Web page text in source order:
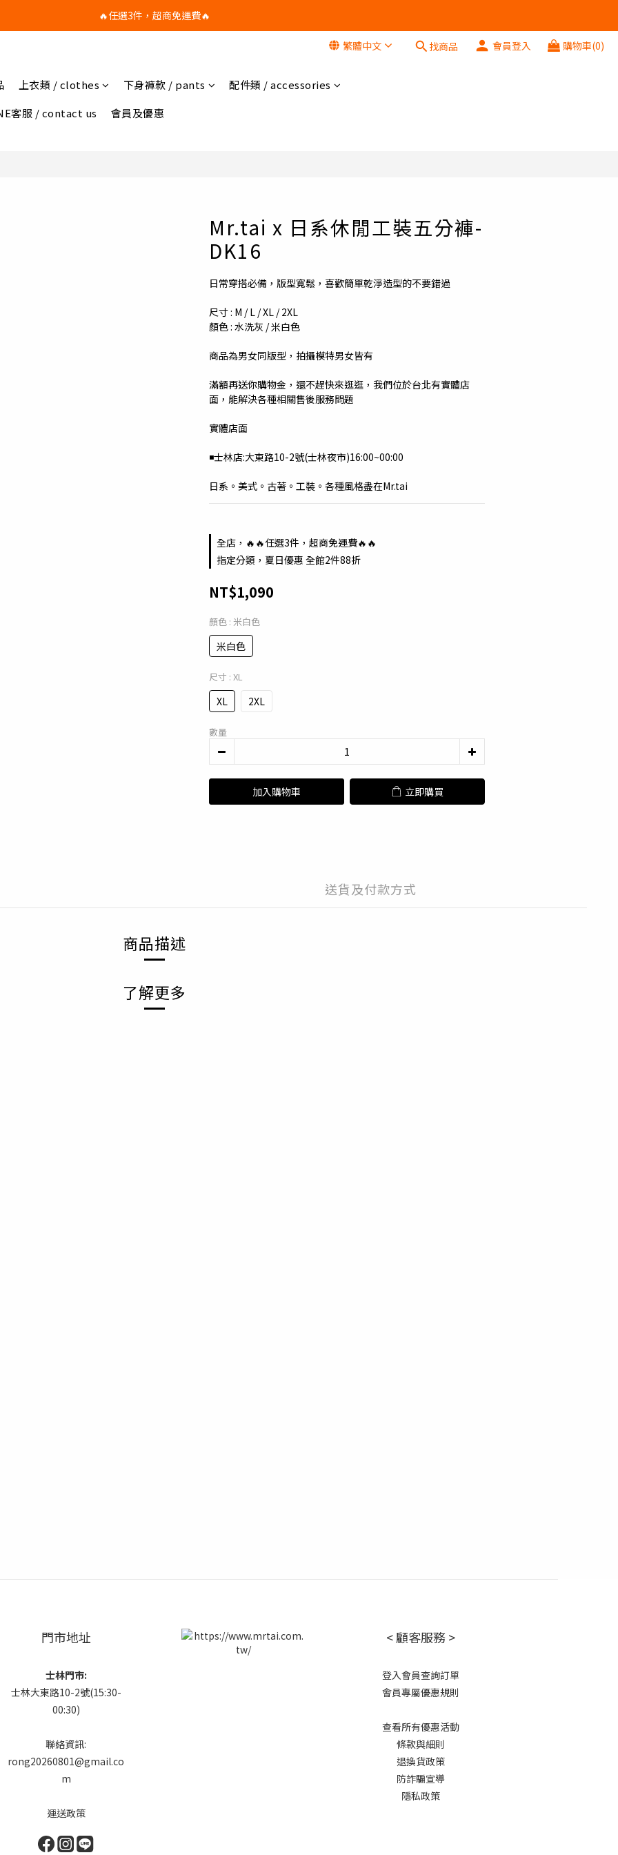
🔥任選3件，超商免運費🔥
🔥任選3件，超商免運費🔥
🔥任選3件，超商免運費🔥
繁體中文 找商品 會員登入 購物車(0)
上衣類 / clothes 下身褲款 / pants
配件類 / accessories
客服 / contact us
會員及優惠
Mr.tai x 日系休閒工裝五分褲-
DK16
日常穿搭必備，版型寬鬆，喜歡簡單乾淨造型的不要錯過
尺寸 : M / L / XL / 2XL
顏色 : 水洗灰 / 米白色
商品為男女同版型，拍攝模特男女皆有
滿額再送你購物金，還不趕快來逛逛，我們位於台北有實體店
面，能解決各種相關售後服務問題
實體店面
◾️士林店:大東路10-2號(士林夜市)16:00~00:00
日系。美式。古著。工裝。各種風格盡在Mr.tai
全店，🔥🔥任選3件，超商免運費🔥🔥
指定分類，夏日優惠 全館2件88折
NT$1,090
顏色 : 米白色
米白色
尺寸 : XL
XL 2XL
數量
加入購物車 立即購買
送貨及付款方式
商品描述
了解更多
立即購買
門市地址
士林門市:
士林大東路10-2號(15:30-
00:30)
聯絡資訊:
rong20260801@gmail.co
m
運送政策
< 顧客服務 >
登入會員查詢訂單
會員專屬優惠規則
查看所有優惠活動
條款與細則
退換貨政策
防詐騙宣導
隱私政策